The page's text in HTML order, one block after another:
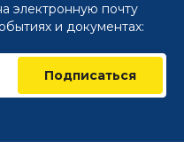
электронную почту
и документах:
Подписаться